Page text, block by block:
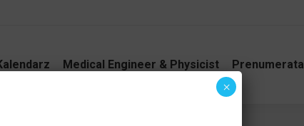
Medical Engineer & Physicist Prenumerata
×